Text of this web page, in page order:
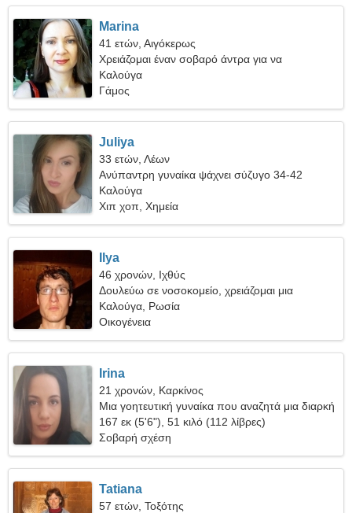
Marina
41 ετών, Αιγόκερως
Χρειάζομαι έναν σοβαρό άντρα για να
ταξιδέψουμε μαζί
Καλούγα
Γάμος
Juliya
33 ετών, Λέων
Ανύπαντρη γυναίκα ψάχνει σύζυγο 34-42
Καλούγα
Χιπ χοπ, Χημεία
Ilya
46 χρονών, Ιχθύς
Δουλεύω σε νοσοκομείο, χρειάζομαι μια
καταπληκτική γυναίκα
Καλούγα, Ρωσία
Οικογένεια
Irina
21 χρονών, Καρκίνος
Μια γοητευτική γυναίκα που αναζητά μια διαρκή
σχέση
167 εκ (5'6"), 51 κιλό (112 λίβρες)
Σοβαρή σχέση
Tatiana
57 ετών, Τοξότης